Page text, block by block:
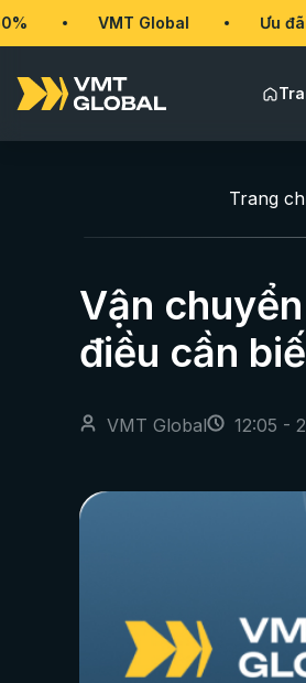
VMT Global Ưu đãi thành
Trang
Vận
điều cần
VMT Global 12:05 -